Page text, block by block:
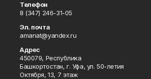
Телефон
8 (347) 246-31-05
Эл. почта
amanat@yandex.ru
Адрес
450079, Республика
Башкортостан, г. Уфа, ул. 50-летия
Октября, 13, 7 этаж